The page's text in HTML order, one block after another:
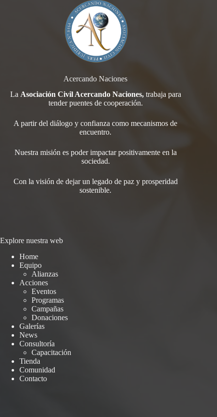
Acercando Naciones
La Asociación Civil Acercando Naciones,trabaja para
tenderpuentes de cooperación.
A partir del diálogo y confianza como mecanismos de
encuentro.
Nuestra misión es poder impactar positivamente en la
sociedad.
Con la visión de dejar un legado de paz y prosperidad
sostenible.
Explore nuestra web
Home
Equipo
Alianzas
Acciones
Eventos
Programas
Campañas
Donaciones
Galerías
News
Consultoría
Capacitación
Tienda
Comunidad
Contacto